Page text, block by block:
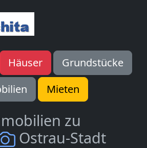
Häuser
Grundstücke
Mieten
zu
Ostrau-Stadt